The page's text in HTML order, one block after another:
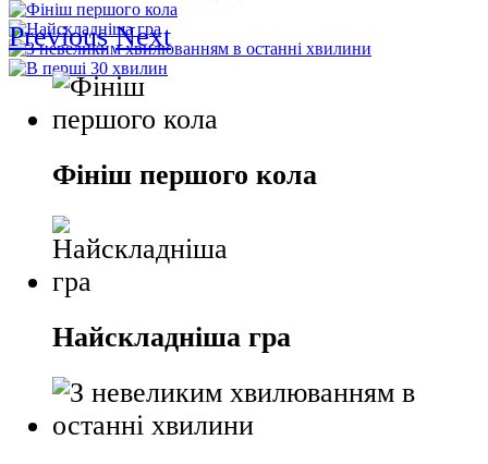
Previous Next
Фініш першого кола
Найскладніша гра